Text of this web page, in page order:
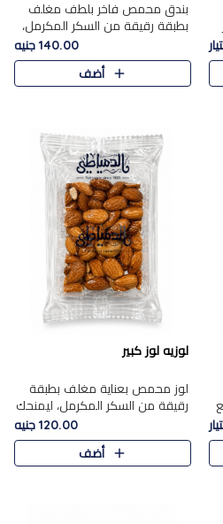
بندق محمص فاخر بلطف مغلف
بطبقة رقيقة من السكر المكرمل،
يجمع بين النكهة الغنية ناتي
والقرمشة الراقية المرضية في
حلوى شرقية أنيقه بطابع مميز.
140.00 جنيه
أضف
لوزيه لوز كبير
لوز محمص بعناية مغلف بطبقة
رقيقة من السكر المكرمل، ليمنحك
قرمشة راقية ونكهة غنية تبرز
فخامة اللوز في كل قطعة.
120.00 جنيه
أضف